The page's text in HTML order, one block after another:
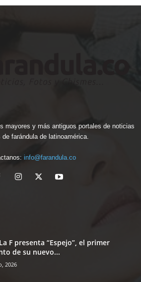
mayores y más antiguos portales de noticias
farándula de latinoamérica.
info@farandula.co
F presenta “Espejo”, el primer
de su nuevo...
2026